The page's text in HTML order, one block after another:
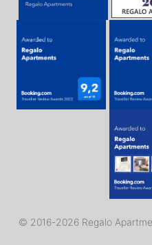
© 2016-2026 Regalo